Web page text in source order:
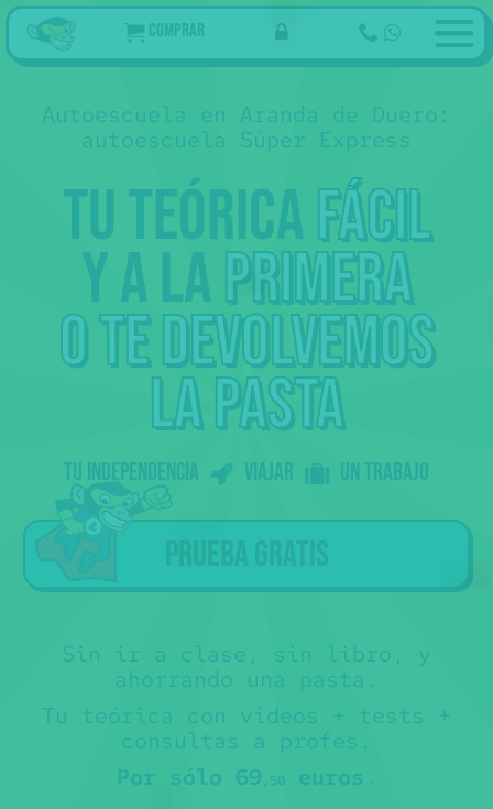
Comprar
Autoescuela en Aranda de Duero:
autoescuela Súper Express
Tu teórica fácil
y a la primera
o te devolvemos
la pasta
Tu independencia Viajar un trabajo
Sin ir a clase, sin libro, y
ahorrando una pasta.
Tu teórica con vídeos + tests +
consultas a profes.
Por sólo 69 ,50